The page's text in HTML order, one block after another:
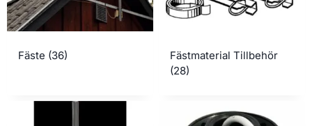
Fäste (36)
Fästmaterial Tillbehör
(28)